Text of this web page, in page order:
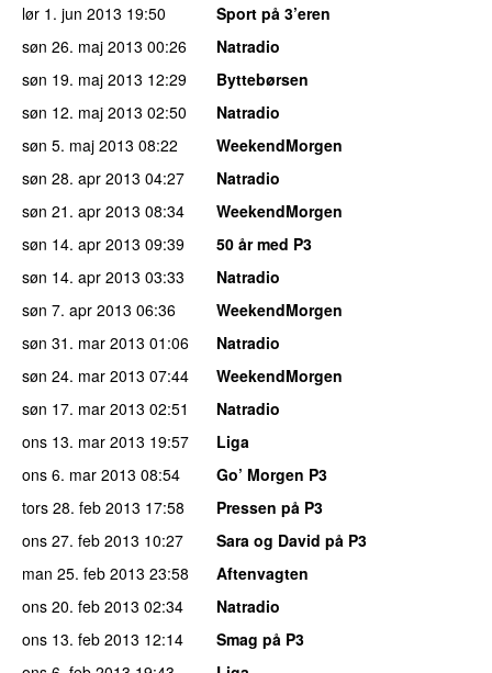
lør 1. jun 2013 19:50
Sport på 3’eren
søn 26. maj 2013 00:26
Natradio
søn 19. maj 2013 12:29
Byttebørsen
søn 12. maj 2013 02:50
Natradio
søn 5. maj 2013 08:22
WeekendMorgen
søn 28. apr 2013 04:27
Natradio
søn 21. apr 2013 08:34
WeekendMorgen
søn 14. apr 2013 09:39
50 år med P3
søn 14. apr 2013 03:33
Natradio
søn 7. apr 2013 06:36
WeekendMorgen
søn 31. mar 2013 01:06
Natradio
søn 24. mar 2013 07:44
WeekendMorgen
søn 17. mar 2013 02:51
Natradio
ons 13. mar 2013 19:57
Liga
ons 6. mar 2013 08:54
Go’ Morgen P3
tors 28. feb 2013 17:58
Pressen på P3
ons 27. feb 2013 10:27
Sara og David på P3
man 25. feb 2013 23:58
Aftenvagten
ons 20. feb 2013 02:34
Natradio
ons 13. feb 2013 12:14
Smag på P3